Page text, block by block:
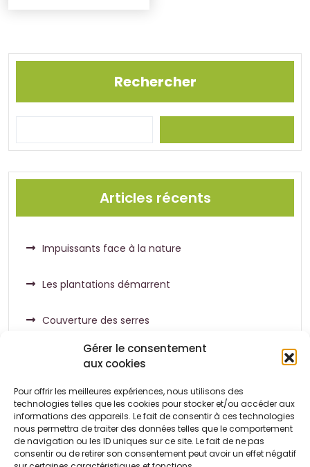
Gérer le consentement
aux cookies
Pour offrir les meilleures expériences, nous utilisons des
technologies telles que les cookies pour stocker et/ou accéder aux
informations des appareils. Le fait de consentir à ces technologies
nous permettra de traiter des données telles que le comportement
de navigation ou les ID uniques sur ce site. Le fait de ne pas
consentir ou de retirer son consentement peut avoir un effet négatif
Rechercher
Articles récents
Impuissants face à la nature
Les plantations démarrent
Couverture des serres
Commentaires récents
Aucun commentaire à afficher.